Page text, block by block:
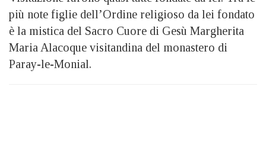
più note figlie dell’Ordine religioso da lei fondato
è la mistica del Sacro Cuore di Gesù Margherita
Maria Alacoque visitandina del monastero di
Paray-le-Monial.